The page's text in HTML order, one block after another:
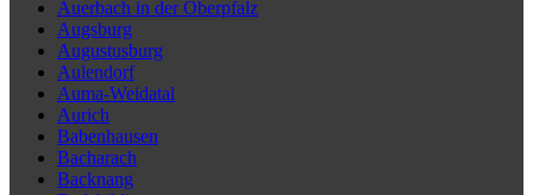
Auerbach in der Oberpfalz
Augsburg
Augustusburg
Aulendorf
Auma-Weidatal
Aurich
Babenhausen
Bacharach
Backnang